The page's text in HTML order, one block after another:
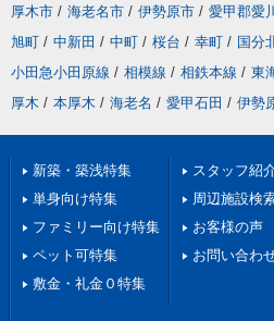
厚木市 / 海老名市 / 伊勢原市 / 愛甲郡愛
旭町 / 中新田 / 中町 / 桜台 / 幸町 / 国分
小田急小田原線 / 相模線 / 相鉄本線 / 東
厚木 / 本厚木 / 海老名 / 愛甲石田 / 伊勢
新築・築浅特集
単身向け特集
ファミリー向け特集
ペット可特集
敷金・礼金０特集
スタッフ紹
周辺施設検
お客様の声
お問い合わ